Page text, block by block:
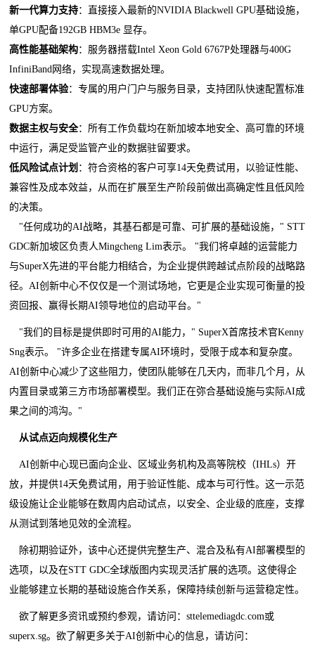
新一代算力支持：直接接入最新的NVIDIA Blackwell GPU基础设施，
单GPU配备192GB HBM3e 显存。
高性能基础架构：服务器搭载Intel Xeon Gold 6767P处理器与400G
InfiniBand网络，实现高速数据处理。
快速部署体验：专属的用户门户与服务目录，支持团队快速配置标准
GPU方案。
数据主权与安全：所有工作负载均在新加坡本地安全、高可靠的环境
中运行，满足受监管产业的数据驻留要求。
低风险试点计划 ：符合资格的客户可享14天免费试用，以验证性能、
兼容性及成本效益，从而在扩展至生产阶段前做出高确定性且低风险
的决策。
"任何成功的AI战略，其基石都是可靠、可扩展的基础设施，" STT
GDC新加坡区负责人Mingcheng Lim表示。 "我们将卓越的运营能力
与SuperX先进的平台能力相结合，为企业提供跨越试点阶段的战略路
径。AI创新中心不仅仅是一个测试场地，它更是企业实现可衡量的投
资回报、赢得长期AI领导地位的启动平台。"
"我们的目标是提供即时可用的AI能力，" SuperX首席技术官Kenny
Sng表示。 "许多企业在搭建专属AI环境时，受限于成本和复杂度。
AI创新中心减少了这些阻力，使团队能够在几天内，而非几个月，从
内置目录或第三方市场部署模型。我们正在弥合基础设施与实际AI成
果之间的鸿沟。"
从试点迈向规模化生产
AI创新中心现已面向企业、区域业务机构及高等院校（IHLs）开
放，并提供14天免费试用，用于验证性能、成本与可行性。这一示范
级设施让企业能够在数周内启动试点，以安全、企业级的底座，支撑
从测试到落地见效的全流程。
除初期验证外，该中心还提供完整生产、混合及私有AI部署模型的
选项，以及在STT GDC全球版图内实现灵活扩展的选项。这使得企
业能够建立长期的基础设施合作关系，保障持续创新与运营稳定性。
欲了解更多资讯或预约参观，请访问：sttelemediagdc.com或
superx.sg。欲了解更多关于AI创新中心的信息，请访问：